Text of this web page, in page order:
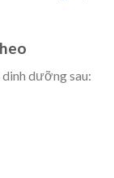
dưỡng sau: